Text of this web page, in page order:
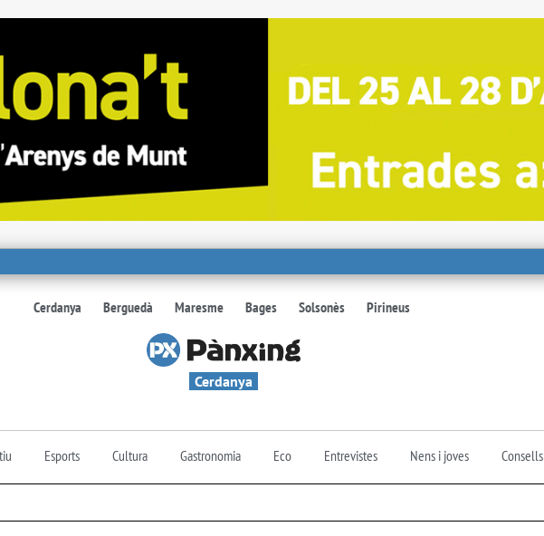
Cerdanya Berguedà Maresme Bages Solsonès Pirineus
Cerdanya
Esports Cultura Gastronomia Eco Entrevistes Nens i joves Consells